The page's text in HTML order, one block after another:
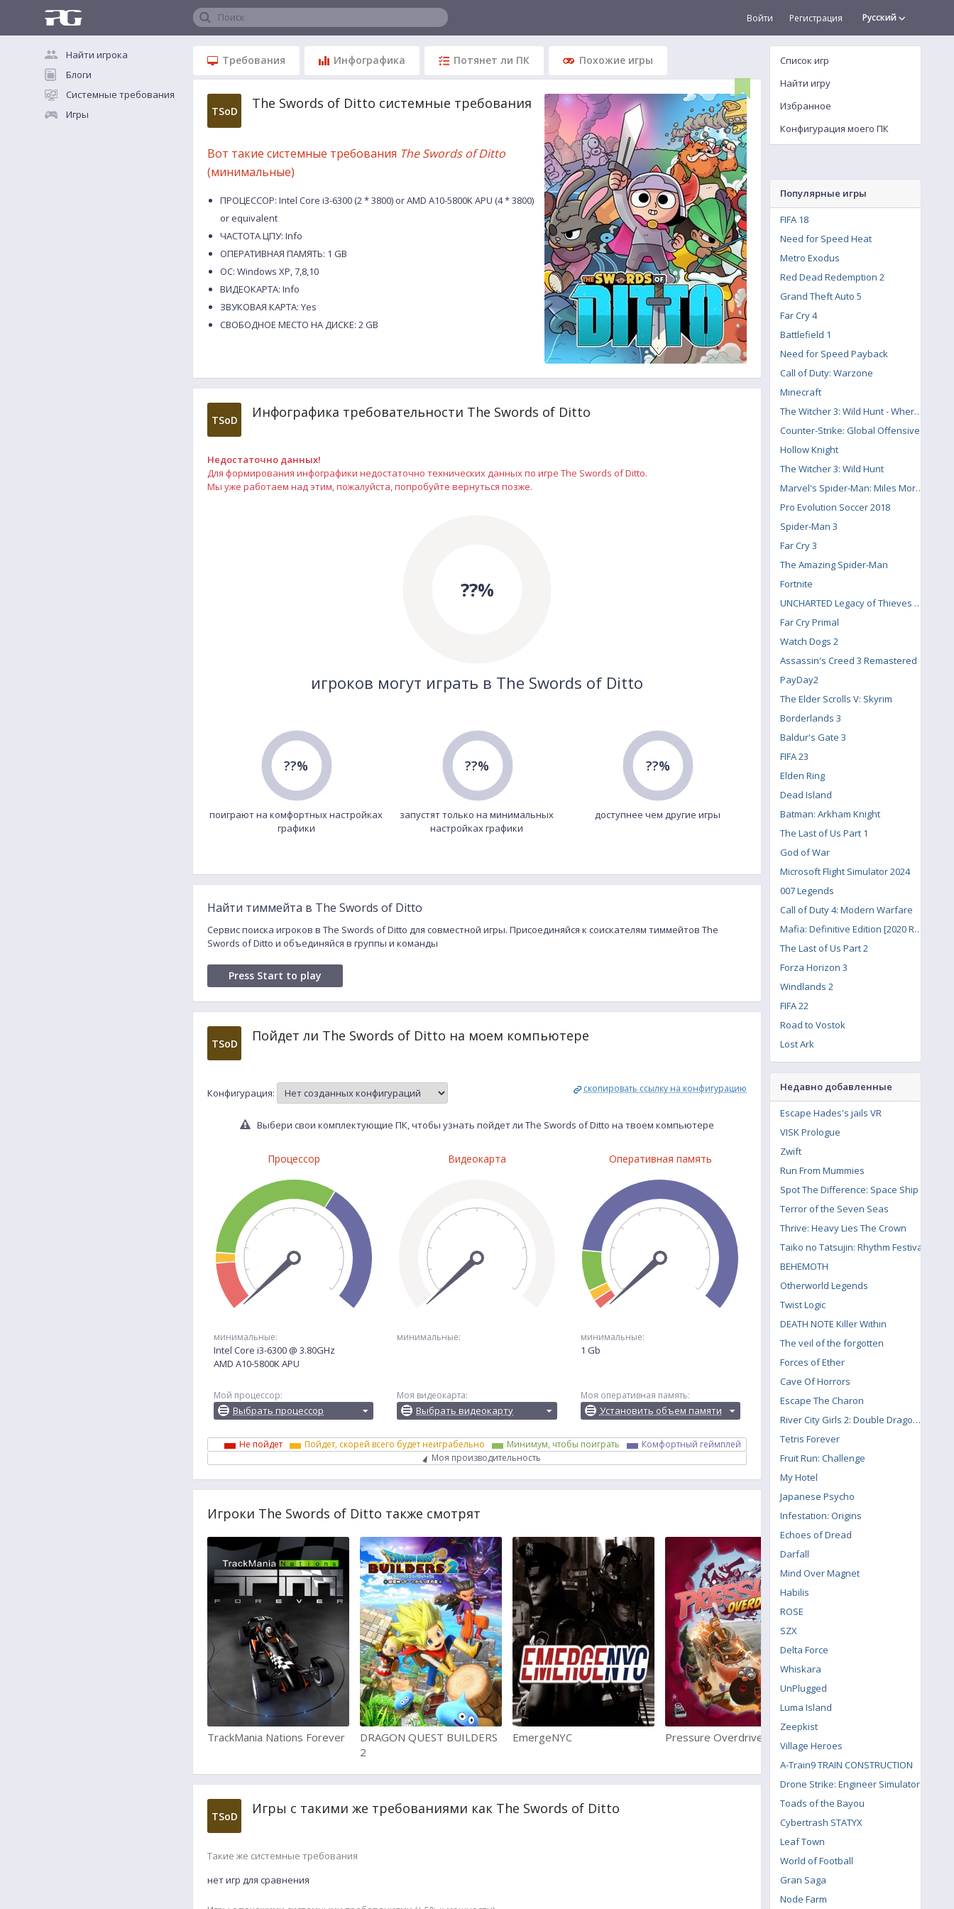
Поиск Русский
Войти Регистрация
Найти игрока
Блоги
Системные требования
Игры
Требования Инфографика Потянет ли ПК Похожие игры
TSoD The Swords of Ditto системные требования
Вот такие системные требования The Swords of Ditto
(минимальные)
ПРОЦЕССОР: Intel Core i3-6300 (2 * 3800) or AMD A10-5800K APU (4 * 3800)
or equivalent
ЧАСТОТА ЦПУ: Info
ОПЕРАТИВНАЯ ПАМЯТЬ: 1 GB
ОС: Windows XP, 7,8,10
ВИДЕОКАРТА: Info
ЗВУКОВАЯ КАРТА: Yes
СВОБОДНОЕ МЕСТО НА ДИСКЕ: 2 GB
TSoD Инфографика требовательности The Swords of Ditto
Недостаточно данных!
Для формирования инфографики недостаточно технических данных по игре The Swords of Ditto.
Мы уже работаем над этим, пожалуйста, попробуйте вернуться позже.
??%
игроков могут играть в The Swords of Ditto
??%
поиграют на комфортных настройках
графики
??%
запустят только на минимальных
настройках графики
??%
доступнее чем другие игры
Найти тиммейта в The Swords of Ditto
Сервис поиска игроков в The Swords of Ditto для совместной игры. Присоединяйся к соискателям тиммейтов The
Swords of Ditto и объединяйся в группы и команды
Press Start to play
TSoD Пойдет ли The Swords of Ditto на моем компьютере
Конфигурация: скопировать ссылку на конфигурацию
Выбери свои комплектующие ПК, чтобы узнать пойдет ли The Swords of Ditto на твоем компьютере
Процессор
минимальные:
Intel Core i3-6300 @ 3.80GHz
AMD A10-5800K APU
Мой процессор:
Выбрать процессор
Видеокарта
минимальные:
Моя видеокарта:
Выбрать видеокарту
Оперативная память
минимальные:
1 Gb
Моя оперативная память:
Установить объем памяти
Не пойдет Пойдет, скорей всего будет неиграбельно Минимум, чтобы поиграть
Комфортный геймплей
Моя производительность
Игроки The Swords of Ditto также смотрят
TrackMania Nations Forever
DRAGON QUEST BUILDERS
2
EmergeNYC Pressure Overdrive
of Fire
TSoD Игры с такими же требованиями как The Swords of Ditto
Такие же системные требования
нет игр для сравнения
Список игр
Найти игру
Избранное
Конфигурация моего ПК
Популярные игры
FIFA 18
Need for Speed Heat
Metro Exodus
Red Dead Redemption 2
Grand Theft Auto 5
Far Cry 4
Battlefield 1
Need for Speed Payback
Call of Duty: Warzone
Minecraft
The Witcher 3: Wild Hunt - Where the Cat and Wolf Play
Counter-Strike: Global Offensive
Hollow Knight
The Witcher 3: Wild Hunt
Marvel's Spider-Man: Miles Morales
Pro Evolution Soccer 2018
Spider-Man 3
Far Cry 3
The Amazing Spider-Man
Fortnite
UNCHARTED Legacy of Thieves Collection
Far Cry Primal
Watch Dogs 2
Assassin's Creed 3 Remastered
PayDay2
The Elder Scrolls V: Skyrim
Borderlands 3
Baldur's Gate 3
FIFA 23
Elden Ring
Dead Island
Batman: Arkham Knight
The Last of Us Part 1
God of War
Microsoft Flight Simulator 2024
007 Legends
Call of Duty 4: Modern Warfare
Mafia: Definitive Edition [2020 Remake]
The Last of Us Part 2
Forza Horizon 3
Windlands 2
FIFA 22
Road to Vostok
Lost Ark
Hitman 3
Resident Evil Village
Assassin's Creed Syndicate
The Crew 2
Недавно добавленные
Escape Hades's jails VR
VISK Prologue
Zwift
Run From Mummies
Spot The Difference: Space Ship
Terror of the Seven Seas
Thrive: Heavy Lies The Crown
Taiko no Tatsujin: Rhythm Festival
BEHEMOTH
Otherworld Legends
Twist Logic
DEATH NOTE Killer Within
The veil of the forgotten
Forces of Ether
Cave Of Horrors
Escape The Charon
River City Girls 2: Double Dragon DLC
Tetris Forever
Fruit Run: Challenge
My Hotel
Japanese Psycho
Infestation: Origins
Echoes of Dread
Darfall
Mind Over Magnet
Habilis
ROSE
SZX
Delta Force
Whiskara
UnPlugged
Luma Island
Zeepkist
Village Heroes
A-Train9 TRAIN CONSTRUCTION
Drone Strike: Engineer Simulator
Toads of the Bayou
Cybertrash STATYX
Leaf Town
World of Football
Gran Saga
Node Farm